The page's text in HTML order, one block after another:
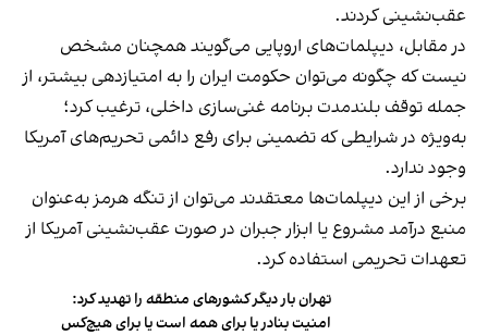
عقب‌نشینی کردند.
در مقابل، دیپلمات‌های اروپایی می‌گویند همچنان مشخص
نیست که چگونه می‌توان حکومت ایران را به امتیازدهی بیشتر، از
جمله توقف بلندمدت برنامه غنی‌سازی داخلی، ترغیب کرد؛
به‌ویژه در شرایطی که تضمینی برای رفع دائمی تحریم‌های آمریکا
وجود ندارد.
برخی از این دیپلمات‌ها معتقدند می‌توان از تنگه هرمز به‌عنوان
منبع درآمد مشروع یا ابزار جبران در صورت عقب‌نشینی آمریکا از
تعهدات تحریمی استفاده کرد.
تهران بار دیگر کشورهای منطقه را تهدید کرد:
امنیت بنادر یا برای همه است یا برای هیچ‌کس